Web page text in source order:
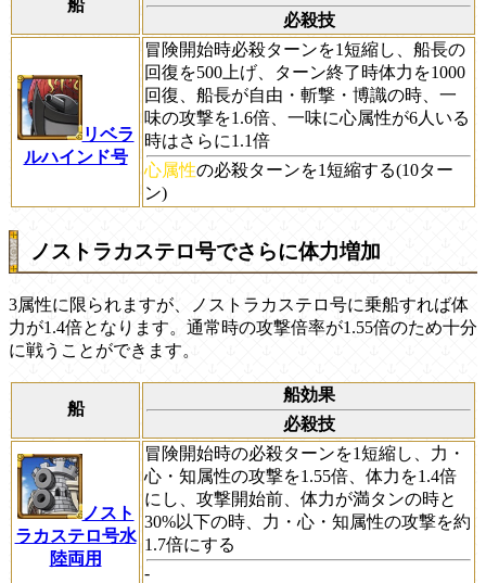
船
必殺技
リベラ
ルハインド号
冒険開始時必殺ターンを1短縮し、船長の
回復を500上げ、ターン終了時体力を1000
回復、船長が自由・斬撃・博識の時、一
味の攻撃を1.6倍、一味に心属性が6人いる
時はさらに1.1倍
心属性の必殺ターンを1短縮する(10ター
ン)
ノストラカステロ号でさらに体力増加
3属性に限られますが、ノストラカステロ号に乗船すれば体
力が1.4倍となります。通常時の攻撃倍率が1.55倍のため十分
に戦うことができます。
船
船効果
必殺技
ノスト
ラカステロ号水
陸両用
冒険開始時の必殺ターンを1短縮し、力・
心・知属性の攻撃を1.55倍、体力を1.4倍
にし、攻撃開始前、体力が満タンの時と
30%以下の時、力・心・知属性の攻撃を約
1.7倍にする
-